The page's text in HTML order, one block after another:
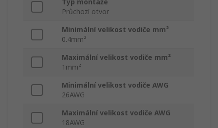
Typ montáže
Průchozí otvor
Minimální velikost vodiče mm²
0.4mm²
Maximální velikost vodiče mm²
1mm²
Minimální velikost vodiče AWG
26AWG
Maximální velikost vodiče AWG
18AWG